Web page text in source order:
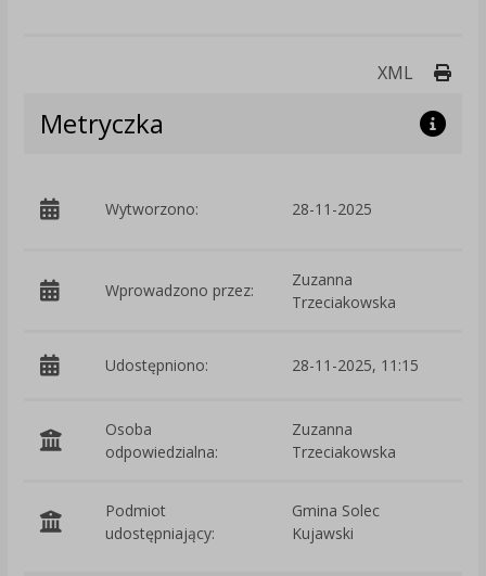
XML
Metryczka
Wytworzono: 28-11-2025
Wprowadzono przez:
Zuzanna
Trzeciakowska
Udostępniono: 28-11-2025, 11:15
Osoba
odpowiedzialna:
Zuzanna
Trzeciakowska
Podmiot
udostępniający:
Gmina Solec
Kujawski